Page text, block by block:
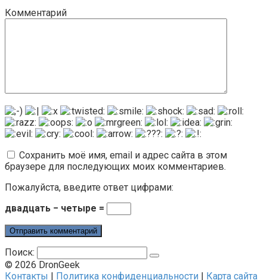
Комментарий
Сохранить моё имя, email и адрес сайта в этом
браузере для последующих моих комментариев.
Пожалуйста, введите ответ цифрами:
двадцать − четыре =
Поиск:
© 2026 DronGeek
Контакты | Политика конфиденциальности | Карта сайта